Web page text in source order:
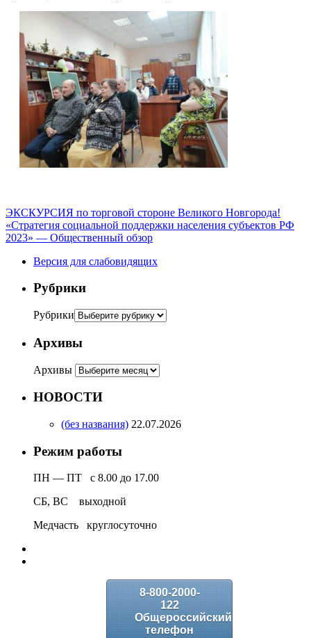
ЭКСКУРСИЯ по торговой стороне Великого Новгорода!
«Стратегия социальной поддержки населения субъектов РФ
2023» — Общественный обзор
Версия для слабовидящих
Рубрики
Рубрики
Архивы
Архивы
НОВОСТИ
(без названия) 22.07.2026
Режим работы
ПН — ПТ с 8.00 до 17.00
СБ, ВС выходной
Медчасть круглосуточно
8-800-2000-
122
Общероссийский
телефон